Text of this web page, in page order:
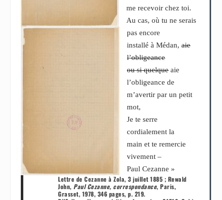
me recevoir chez toi.
Au cas, où tu ne serais
pas encore
installé à Médan,aie
l’obligeance
ou si quelqueaie
l’obligeance de
m’avertir par un petit
mot,
Je te serre
cordialement la
main et te remercie
vivement –
Paul Cezanne »
Lettre de Cezanne à Zola, 3 juillet 1885 ; Rewald
John, Paul Cezanne, correspondance, Paris,
Grasset, 1978, 346 pages, p. 219.